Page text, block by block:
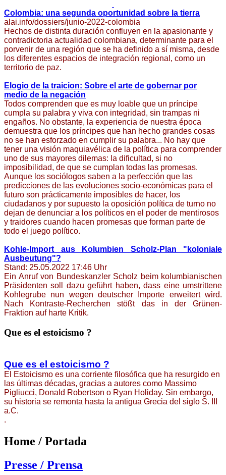
Colombia: una segunda oportunidad sobre la tierra
alai.info/dossiers/junio-2022-colombia
Hechos de distinta duración confluyen en la apasionante y
contradictoria actualidad colombiana, determinante para el
porvenir de una región que se ha definido a sí misma, desde
los diferentes espacios de integración regional, como un
territorio de paz.
Elogio de la traicion: Sobre el arte de gobernar por
medio de la negación
Todos comprenden que es muy loable que un príncipe
cumpla su palabra y viva con integridad, sin trampas ni
engaños. No obstante, la experiencia de nuestra época
demuestra que los príncipes que han hecho grandes cosas
no se han esforzado en cumplir su palabra... No hay que
tener una visión maquiavélica de la política para comprender
uno de sus mayores dilemas: la dificultad, si no
imposibilidad, de que se cumplan todas las promesas.
Aunque los sociólogos saben a la perfección que las
predicciones de las evoluciones socio-económicas para el
futuro son prácticamente imposibles de hacer, los
ciudadanos y por supuesto la oposición política de turno no
dejan de denunciar a los políticos en el poder de mentirosos
y traidores cuando hacen promesas que forman parte de
todo el juego político.
Kohle-Import aus Kolumbien Scholz-Plan "koloniale
Ausbeutung"?
Stand: 25.05.2022 17:46 Uhr
Ein Anruf von Bundeskanzler Scholz beim kolumbianischen
Präsidenten soll dazu geführt haben, dass eine umstrittene
Kohlegrube nun wegen deutscher Importe erweitert wird.
Nach Kontraste-Recherchen stößt das in der Grünen-
Fraktion auf harte Kritik.
Que es el estoicismo ?
Que es el estoicismo ?
El Estoicismo es una corriente filosófica que ha resurgido en
las últimas décadas, gracias a autores como Massimo
Pigliucci, Donald Robertson o Ryan Holiday. Sin embargo,
su historia se remonta hasta la antigua Grecia del siglo S. III
a.C.
.
Home / Portada
Presse / Prensa